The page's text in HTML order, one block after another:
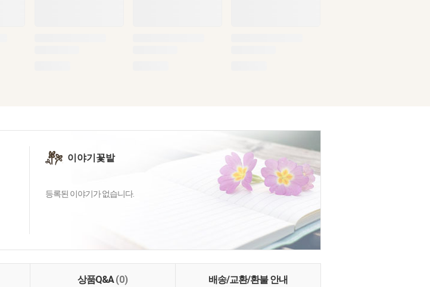
이야기꽃밭
등록된 이야기가 없습니다.
상품Q&A(0) 배송/교환/환불 안내